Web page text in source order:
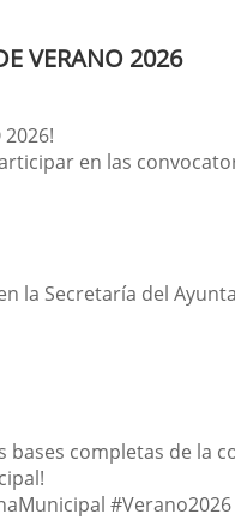
VERANO 2026
2026!
en las
la Secretaría del
bases completas de la